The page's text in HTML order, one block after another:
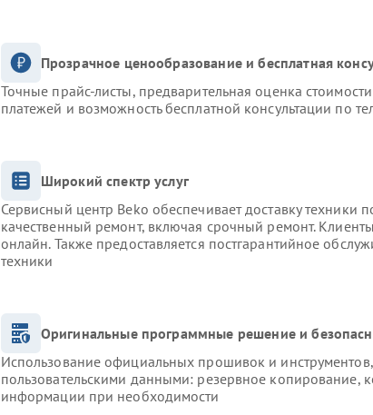
Прозрачное ценообразование и бесплатная
Точные прайс-листы, предварительная оценка
платежей и возможность бесплатной консультации по
Широкий спектр услуг
Сервисный центр Beko обеспечивает доставку техники
качественный ремонт, включая срочный ремонт. Клиенты
онлайн. Также предоставляется постгарантийное
техники
Оригинальные программные решение и
Использование официальных прошивок и инструментов,
пользовательскими данными: резервное копирование,
информации при необходимости